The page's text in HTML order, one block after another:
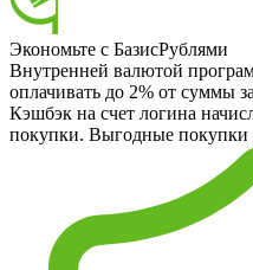
Экономьте с БазисРублями
Внутренней валютой
оплачивать до 2% от суммы
Кэшбэк на счет логина
покупки. Выгодные покупки